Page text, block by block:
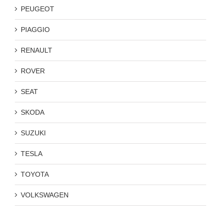
PEUGEOT
PIAGGIO
RENAULT
ROVER
SEAT
SKODA
SUZUKI
TESLA
TOYOTA
VOLKSWAGEN